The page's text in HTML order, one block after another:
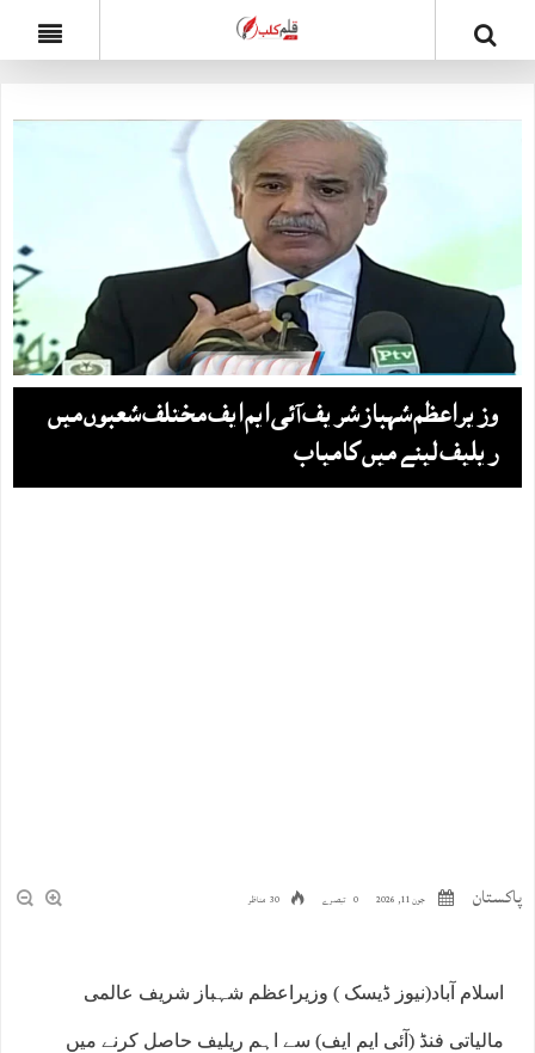
وزیراعظم شہباز شریف آئی ایم ایف مختلف شعبوں میں
ریلیف لینے میں کامیاب
پاکستان جون 11, 2026 0 تبصرے 30 مناظر
اسلام آباد(نیوز ڈیسک ) وزیراعظم شہباز شریف عالمی
مالیاتی فنڈ (آئی ایم ایف) سے اہم ریلیف حاصل کرنے میں